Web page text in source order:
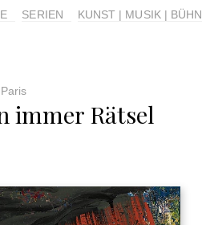
SERIEN KUNST | MUSIK |
immer Rätsel